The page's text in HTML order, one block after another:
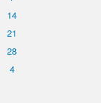
14
21
28
4